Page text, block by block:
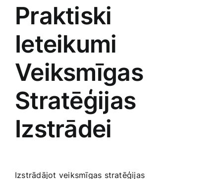
Praktiski
Ieteikumi
Veiksmīgas
Stratēģijas
Izstrādei
Izstrādājot veiksmīgas stratēģijas​